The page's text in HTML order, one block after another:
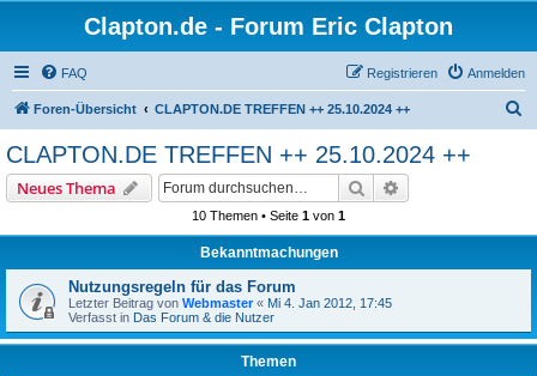
Clapton.de - Forum Eric Clapton
FAQ Anmelden
Registrieren
Foren-Übersicht CLAPTON.DE TREFFEN ++ 25.10.2024 ++
CLAPTON.DE TREFFEN ++ 25.10.2024 ++
Neues Thema Suche
10 Themen • Seite 1 von 1
Bekanntmachungen
Nutzungsregeln für das Forum
Letzter Beitrag von Webmaster« Mi 4. Jan 2012, 17:45
Verfasst in Das Forum & die Nutzer
Themen